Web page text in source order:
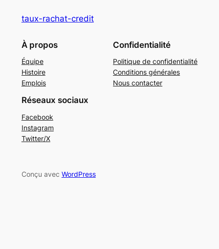
taux-rachat-credit
À propos
Équipe
Histoire
Emplois
Confidentialité
Politique de confidentialité
Conditions générales
Nous contacter
Réseaux sociaux
Facebook
Instagram
Twitter/X
Conçu avec WordPress